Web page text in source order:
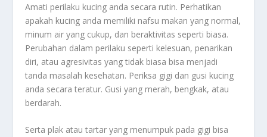
Amati perilaku kucing anda secara rutin. Perhatikan
apakah kucing anda memiliki nafsu makan yang normal,
minum air yang cukup, dan beraktivitas seperti biasa.
Perubahan dalam perilaku seperti kelesuan, penarikan
diri, atau agresivitas yang tidak biasa bisa menjadi
tanda masalah kesehatan. Periksa gigi dan gusi kucing
anda secara teratur. Gusi yang merah, bengkak, atau
berdarah.
Serta plak atau tartar yang menumpuk pada gigi bisa